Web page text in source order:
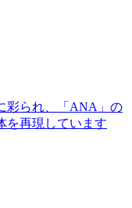
彩られ、「ANA」の
を再現しています